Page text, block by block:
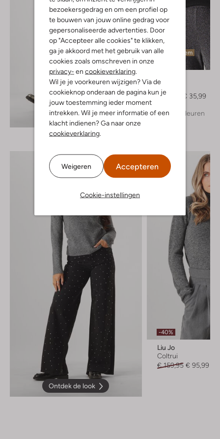
bezoekersgedrag en om een profiel op
te bouwen van jouw online gedrag voor
gepersonaliseerde advertenties. Door
op "Accepteer alle cookies" te klikken,
ga je akkoord met het gebruik van alle
cookies zoals omschreven in onze
privacy- en cookieverklaring.
Wil je je voorkeuren wijzigen? Via de
cookieknop onderaan de pagina kun je
jouw toestemming ieder moment
intrekken. Wil je meer informatie of een
klacht indienen? Ga naar onze
cookieverklaring.
Weigeren Accepteren
Cookie-instellingen
Ontdek de look
Laatste item
Y.a.s.
Trui
€ 59,95
€ 35,99
+ meer kleuren
Ontdek de look
-40%
Liu Jo
Coltrui
€ 159,95 € 95,99